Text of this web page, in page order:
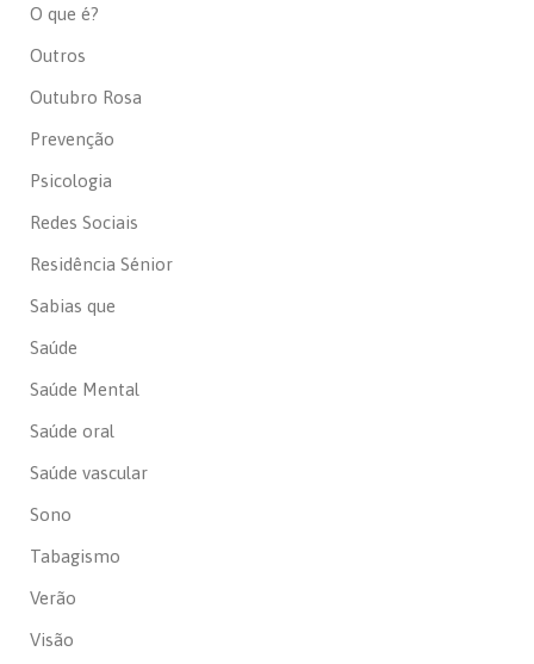
O que é?
Outros
Outubro Rosa
Prevenção
Psicologia
Redes Sociais
Residência Sénior
Sabias que
Saúde
Saúde Mental
Saúde oral
Saúde vascular
Sono
Tabagismo
Verão
Visão